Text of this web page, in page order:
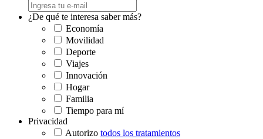
¿De qué te interesa saber más?
Economía
Movilidad
Deporte
Viajes
Innovación
Hogar
Familia
Tiempo para mí
Privacidad
Autorizo todos los tratamientos